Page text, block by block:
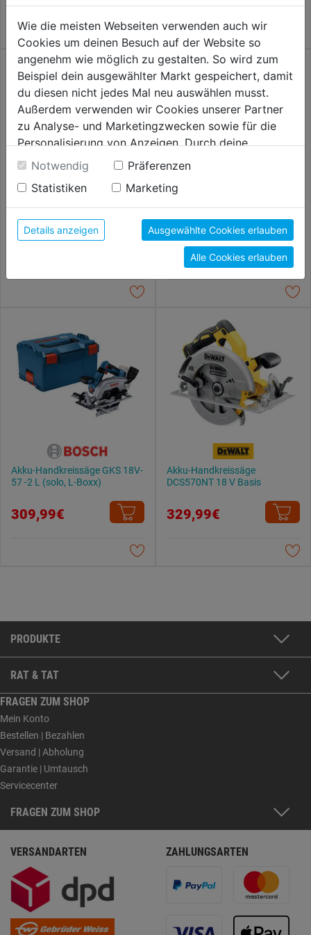
Akku-Handkreissäge TP-CS
18/190 Set 4,0 Ah
Akku-Handkreissäge DHS680Z
259,99€
Akku-Handkreissäge GKS 18V-
57 -2 L (solo, L-Boxx)
309,99€
Akku-Handkreissäge
DCS570NT 18 V Basis
329,99€
PRODUKTE
RAT & TAT
FRAGEN ZUM SHOP
Mein Konto
Bestellen | Bezahlen
Versand | Abholung
Garantie | Umtausch
Servicecenter
FRAGEN ZUM SHOP
VERSANDARTEN ZAHLUNGSARTEN
Wie die meisten Webseiten verwenden auch wir
Cookies um deinen Besuch auf der Website so
angenehm wie möglich zu gestalten. So wird zum
Beispiel dein ausgewählter Markt gespeichert, damit
du diesen nicht jedes Mal neu auswählen musst.
Außerdem verwenden wir Cookies unserer Partner
zu Analyse- und Marketingzwecken sowie für die
Personalisierung von Anzeigen. Durch deine
Einwilligung werden die Daten von Drittanbieter,
unter anderem auch in den USA, verarbeitet.
Durch Klick auf "Alle Cookies erlauben" stimmst du
der Verwendung aller Cookies zu. Unter "Details
anzeigen" findest du alle Infos zu den
unterschiedlichen Cookies, unter "Cookies
Konfigurieren" kannst du auswählen, welche Cookies
du zulassen möchtest und welche nicht.
Weitere Informationen findest du in unserer
Notwendig
Präferenzen
Statistiken
Marketing
Details anzeigen Ausgewählte Cookies erlauben
Alle Cookies erlauben